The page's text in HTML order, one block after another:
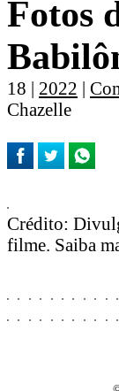
Fotos
18 | 2022 |
Chazelle
Crédito:
filme. Saiba